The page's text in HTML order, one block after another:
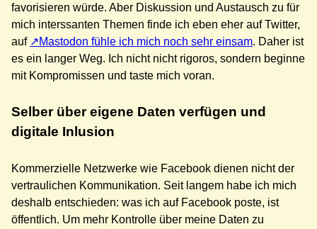
favorisieren würde. Aber Diskussion und Austausch zu für
mich interssanten Themen finde ich eben eher auf Twitter,
auf
Mastodon fühle ich mich noch sehr einsam. Daher ist
es ein langer Weg. Ich nicht nicht rigoros, sondern beginne
mit Kompromissen und taste mich voran.
Selber über eigene Daten verfügen und
digitale Inlusion
Kommerzielle Netzwerke wie Facebook dienen nicht der
vertraulichen Kommunikation. Seit langem habe ich mich
deshalb entschieden: was ich auf Facebook poste, ist
öffentlich. Um mehr Kontrolle über meine Daten zu